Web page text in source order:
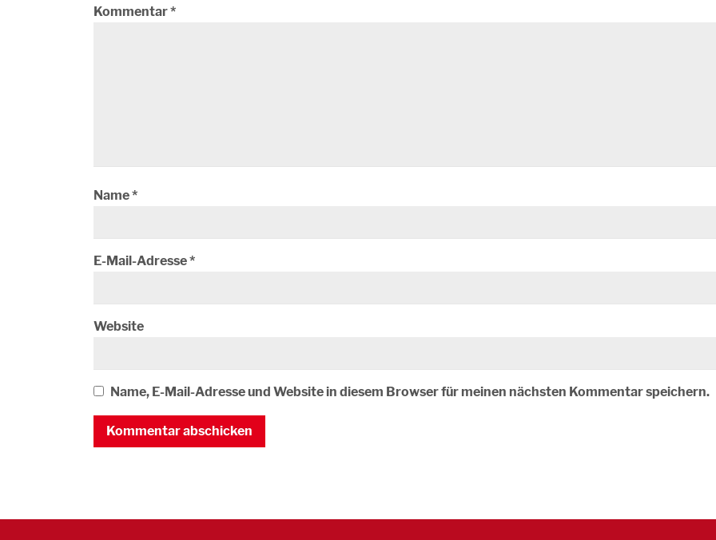
Kommentar*
Name*
E-Mail-Adresse*
Website
Name, E-Mail-Adresse und Website in diesem Browser für meinen nächsten Kommentar speichern.